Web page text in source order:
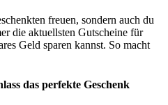
freuen, sondern auch du
die aktuellsten Gutscheine für
Geld sparen kannst. So macht
das perfekte Geschenk